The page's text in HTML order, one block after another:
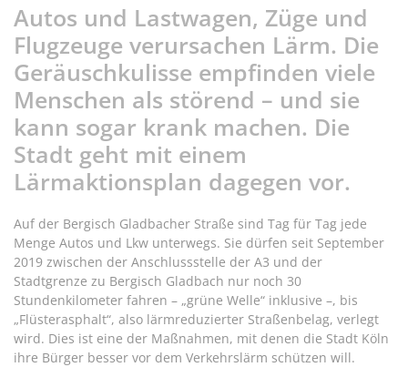
Autos und Lastwagen, Züge und
Flugzeuge verursachen Lärm. Die
Geräuschkulisse empfinden viele
Menschen als störend – und sie
kann sogar krank machen. Die
Stadt geht mit einem
Lärmaktionsplan dagegen vor.
Auf der Bergisch Gladbacher Straße sind Tag für Tag jede
Menge Autos und Lkw unterwegs. Sie dürfen seit September
2019 zwischen der Anschlussstelle der A3 und der
Stadtgrenze zu Bergisch Gladbach nur noch 30
Stundenkilometer fahren – „grüne Welle“ inklusive –, bis
„Flüsterasphalt“, also lärmreduzierter Straßenbelag, verlegt
wird. Dies ist eine der Maßnahmen, mit denen die Stadt Köln
ihre Bürger besser vor dem Verkehrslärm schützen will.